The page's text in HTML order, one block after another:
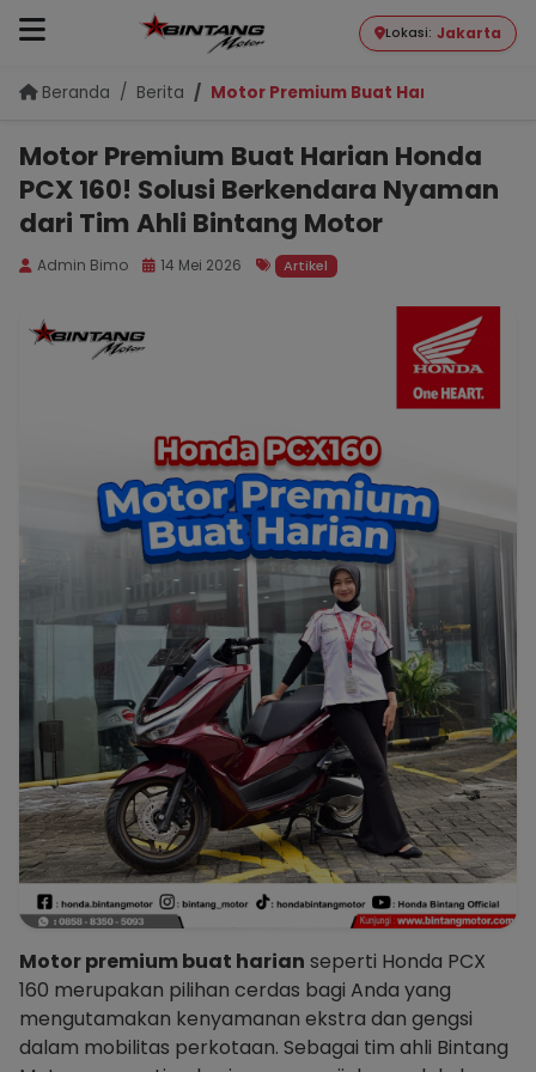
Lokasi: Jakarta
Beranda Berita Motor Premium Buat Harian Honda
Motor Premium Buat Harian Honda
PCX 160! Solusi Berkendara Nyaman
dari Tim Ahli Bintang Motor
Admin Bimo 14 Mei 2026 Artikel
Motor premium buat harian seperti Honda PCX
160 merupakan pilihan cerdas bagi Anda yang
mengutamakan kenyamanan ekstra dan gengsi
dalam mobilitas perkotaan. Sebagai tim ahli Bintang